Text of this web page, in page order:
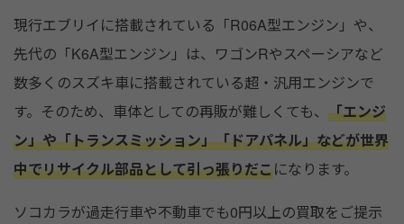
現行エブリイに搭載されている「R06A型エンジン」や、
先代の「K6A型エンジン」は、ワゴンRやスペーシアなど
数多くのスズキ車に搭載されている超・汎用エンジンで
す。そのため、車体としての再販が難しくても、 「エンジ
ン」や「トランスミッション」「ドアパネル」などが世界
中でリサイクル部品として引っ張りだこになります。
ソコカラが過走行車や不動車でも0円以上の買取をご提示